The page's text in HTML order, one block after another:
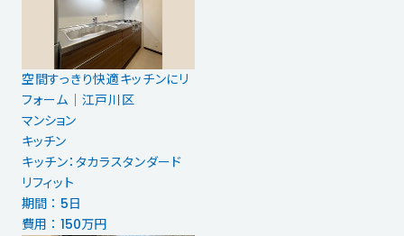
空間すっきり快適キッチンにリ
フォーム｜江戸川区
マンション
キッチン
キッチン：タカラスタンダード
リフィット
期間 ： 5日
費用 ： 150万円